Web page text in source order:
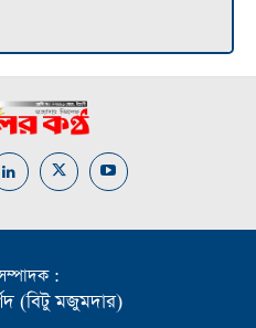
:
(বিটু মজুমদার)